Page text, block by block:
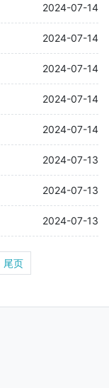
2024-07-14
2024-07-14
2024-07-14
2024-07-14
2024-07-14
2024-07-13
2024-07-13
2024-07-13
尾页